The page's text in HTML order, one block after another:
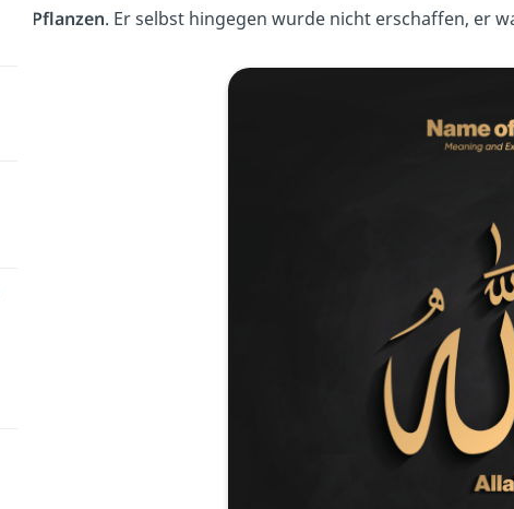
Pflanzen. Er selbst hingegen wurde nicht erschaffen, er